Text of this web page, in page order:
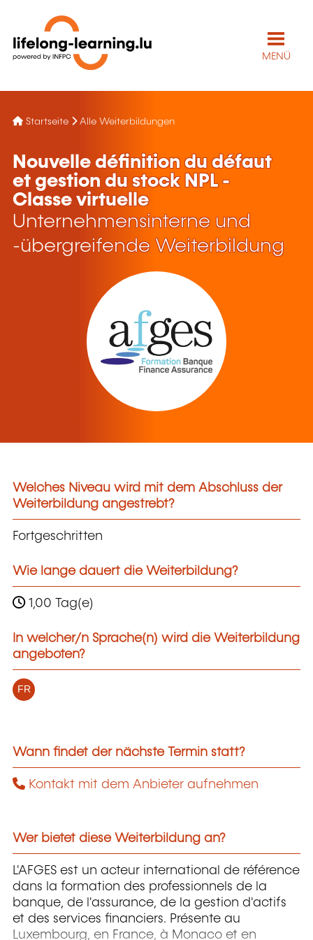
MENÜ
Startseite Alle Weiterbildungen
Nouvelle définition du défaut
et gestion du stock NPL -
Classe virtuelle
Unternehmensinterne und
-übergreifende Weiterbildung
Welches Niveau wird mit dem Abschluss der
Weiterbildung angestrebt?
Fortgeschritten
Wie lange dauert die Weiterbildung?
1,00 Tag(e)
In welcher/n Sprache(n) wird die Weiterbildung
angeboten?
FR
Wann findet der nächste Termin statt?
Kontakt mit dem Anbieter aufnehmen
Wer bietet diese Weiterbildung an?
L'AFGES est un acteur international de référence
dans la formation des professionnels de la
banque, de l'assurance, de la gestion d'actifs
et des services financiers. Présente au
Luxembourg, en France, à Monaco et en